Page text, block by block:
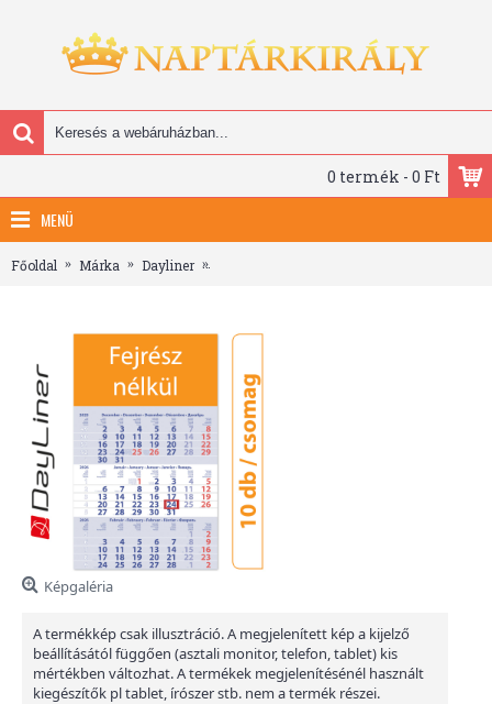
0 termék - 0 Ft
MENÜ
Főoldal Márka Dayliner
Képgaléria
A termékkép csak illusztráció. A megjelenített kép a kijelző
beállításától függően (asztali monitor, telefon, tablet) kis
mértékben változhat. A termékek megjelenítésénél használt
kiegészítők pl tablet, írószer stb. nem a termék részei.